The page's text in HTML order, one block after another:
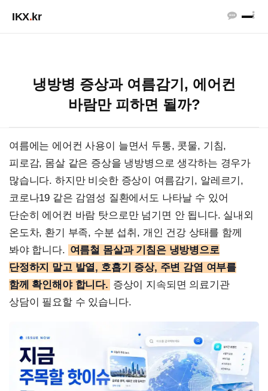
IKX.kr
냉방병 증상과 여름감기, 에어컨
바람만 피하면 될까?
여름에는 에어컨 사용이 늘면서 두통, 콧물, 기침,
피로감, 몸살 같은 증상을 냉방병으로 생각하는 경우가
많습니다. 하지만 비슷한 증상이 여름감기, 알레르기,
코로나19 같은 감염성 질환에서도 나타날 수 있어
단순히 에어컨 바람 탓으로만 넘기면 안 됩니다. 실내외
온도차, 환기 부족, 수분 섭취, 개인 건강 상태를 함께
봐야 합니다. 여름철 몸살과 기침은 냉방병으로
단정하지 말고 발열, 호흡기 증상, 주변 감염 여부를
함께 확인해야 합니다. 증상이 지속되면 의료기관
상담이 필요할 수 있습니다.